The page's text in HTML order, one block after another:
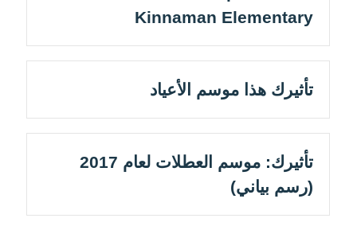
Kinnaman Elementary
تأثيرك هذا موسم الأعياد
تأثيرك: موسم العطلات لعام 2017
(رسم بياني)